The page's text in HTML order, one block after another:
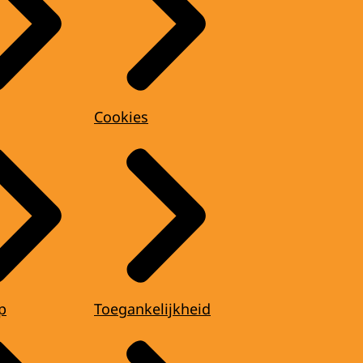
Cookies
Toegankelijkheid